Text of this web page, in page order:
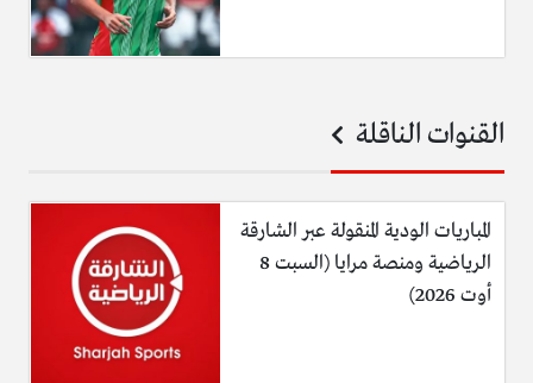
القنوات الناقلة
المباريات الودية المنقولة عبر الشارقة
الرياضية ومنصة مرايا (السبت 8
أوت 2026)